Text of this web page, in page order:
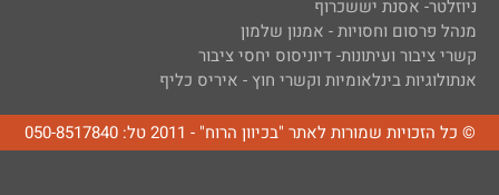
ניוזלטר- אסנת יששכרוף
מנהל פרסום וחסויות - אמנון שלמון
קשרי ציבור ועיתונות- דיוניסוס יחסי ציבור
אנתולוגיות בינלאומיות וקשרי חוץ - איריס כליף
© כל הזכויות שמורות לאתר "בכיוון הרוח" - 2011 טל: 050-8517840